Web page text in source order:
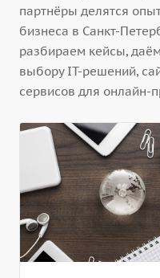
партнёры делятся
бизнеса в Санкт-
разбираем кейсы,
выбору IT-решений,
сервисов для онлайн-